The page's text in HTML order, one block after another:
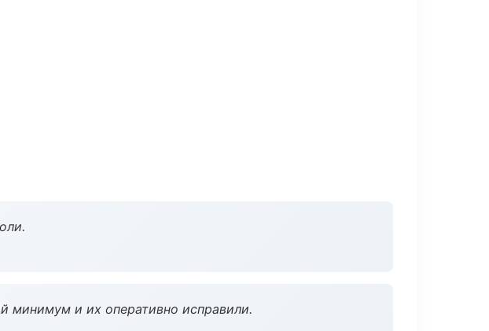
минимум и их оперативно исправили.